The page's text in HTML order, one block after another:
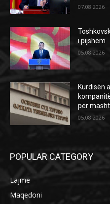
07.08.2026
i pijshëm
05.08.2026
Kurdisën
për
05.08.2026
POPULAR CATEGORY
Lajme
Maqedoni